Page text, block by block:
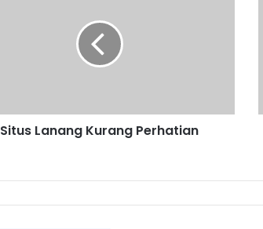
Situs Lanang Kurang Perhatian